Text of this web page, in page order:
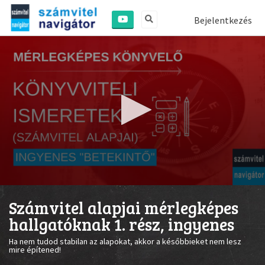
Bejelentkezés
seconds
minute,
seconds
Számvitel alapjai mérlegképes
hallgatóknak 1. rész, ingyenes
Ha nem tudod stabilan az alapokat, akkor a későbbieket nem lesz
mire építened!